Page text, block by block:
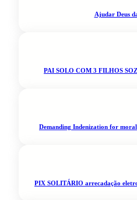
Ajudar Deus
PAI SOLO COM 3 FILHOS
Demanding Indenization for
PIX SOLITÁRIO arrecadação